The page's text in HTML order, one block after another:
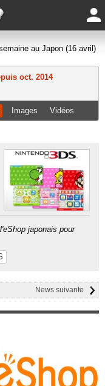
au Japon (16 avril)
oct. 2014
Images Vidéos
japonais pour
News suivante